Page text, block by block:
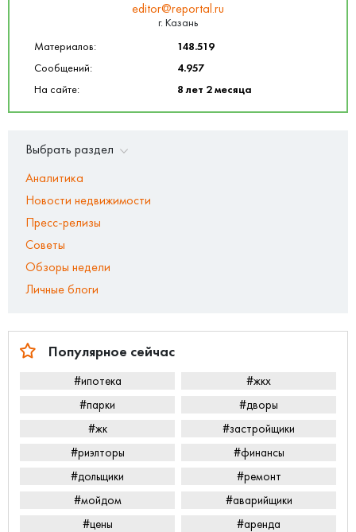
editor@reportal.ru
г. Казань
Материалов:
148.519
Сообщений:
4.957
На сайте:
8 лет 2 месяца
Выбрать раздел
Аналитика
Новости недвижимости
Пресс-релизы
Советы
Обзоры недели
Личные блоги
Популярное сейчас
#ипотека
#жкх
#парки
#дворы
#жк
#застройщики
#риэлторы
#финансы
#дольщики
#ремонт
#мойдом
#аварийщики
#цены
#аренда